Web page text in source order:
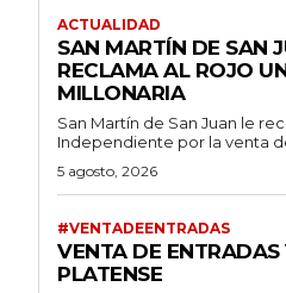
ACTUALIDAD
SAN MARTÍN DE SAN
RECLAMA AL ROJO
MILLONARIA
San Martín de San Juan le
Independiente por la venta
5 agosto, 2026
#VENTADEENTRADAS
VENTA DE ENTRADAS
PLATENSE